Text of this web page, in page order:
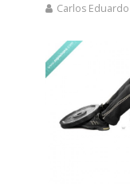
Carlos